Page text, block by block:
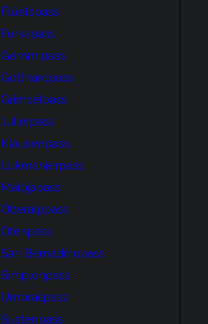
Flüelapass
Furkapass
Gemmipass
Gotthardpass
Grimselpass
Julierpass
Klausenpass
Lukmanierpass
Malojapass
Oberalppass
Ofenpass
San Bernadinopass
Simplonpass
Umbrailpass
Sustenpass